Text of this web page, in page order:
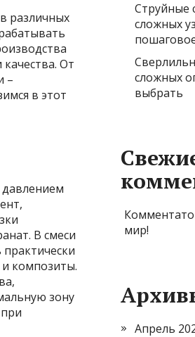
различных
От
–
в этот
давлением
В смеси
композиты.
зону
Струйные
сложных
сложных
выбрать
мир!
Апрель